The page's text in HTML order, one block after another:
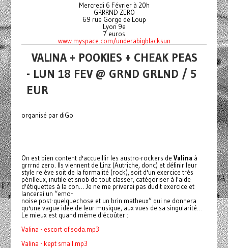
Mercredi 6 Février à 20h
GRRRND ZERO
69 rue Gorge de Loup
Lyon 9e
7 euros
www.myspace.com/underabigblacksun
VALINA + POOKIES + CHEAK PEAS
- LUN 18 FEV @ GRND GRLND / 5
EUR
organisé par diGo
On est bien content d'accueillir les austro-rockers de Valina à
grrrnd zero. Ils viennent de Linz (Autriche, donc) et définir leur
style relève soit de la formalité (rock), soit d'un exercice très
périlleux, inutile et snob de tout classer, catégoriser à l'aide
d'étiquettes à la con… Je ne me priverai pas dudit exercice et
lancerai un “emo-
noise post-quelquechose et un brin matheux” qui ne donnera
qu'une vague idée de leur musique, aux vues de sa singularité…
Le mieux est quand même d'écoûter :
Valina - escort of soda.mp3
Valina - kept small.mp3